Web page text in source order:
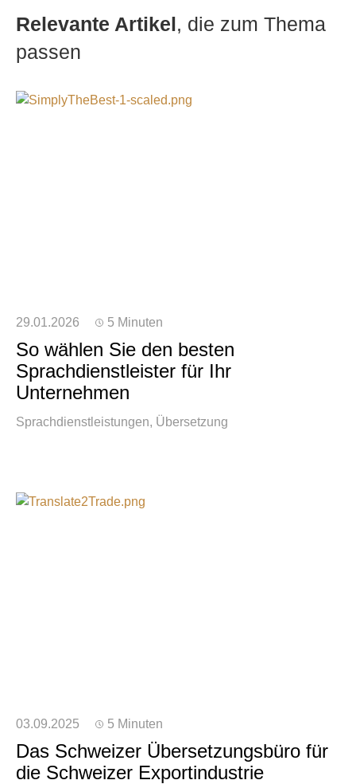
Relevante Artikel, die zum Thema
passen
29.01.2026 5 Minuten
So wählen Sie den besten
Sprachdienstleister für Ihr
Unternehmen
Sprachdienstleistungen Übersetzung
03.09.2025 5 Minuten
Das Schweizer Übersetzungsbüro für
die Schweizer Exportindustrie